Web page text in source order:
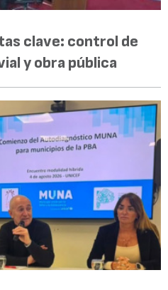
clave: control de
y obra pública